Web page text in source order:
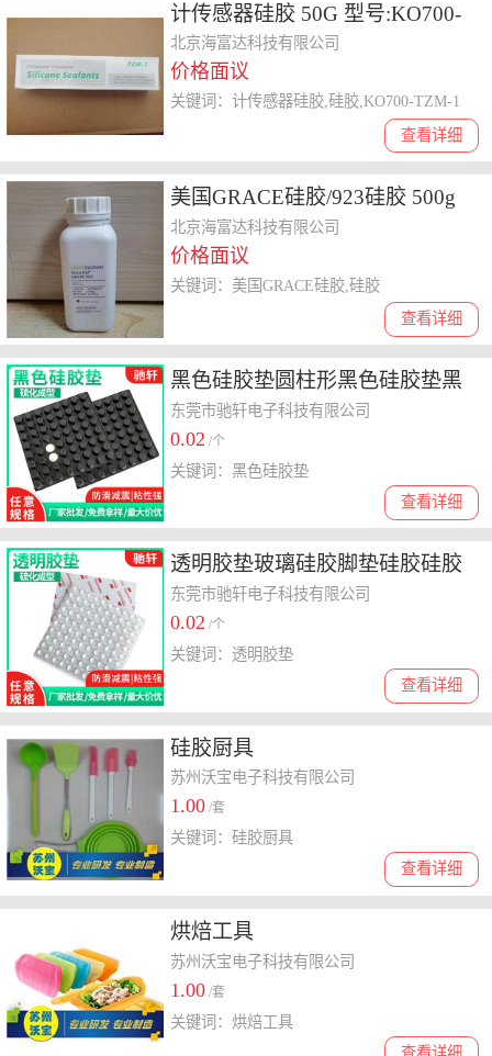
计传感器硅胶 50G 型号:KO700-
TZM-1库号：M89486
北京海富达科技有限公司
价格面议
查看详细
关键词：计传感器硅胶,硅胶,KO700-TZM-1
美国GRACE硅胶/923硅胶 500g
型号:500g库号：M109921
北京海富达科技有限公司
价格面议
查看详细
关键词：美国GRACE硅胶,硅胶
黑色硅胶垫圆柱形黑色硅胶垫黑
色胶垫脚垫防滑垫硅脚垫片
东莞市驰轩电子科技有限公司
0.02 /个
查看详细
关键词：黑色硅胶垫
透明胶垫玻璃硅胶脚垫硅胶硅胶
防滑减震垫片半球形透明胶垫片
东莞市驰轩电子科技有限公司
0.02 /个
查看详细
关键词：透明胶垫
硅胶厨具
苏州沃宝电子科技有限公司
1.00 /套
查看详细
关键词：硅胶厨具
烘焙工具
苏州沃宝电子科技有限公司
1.00 /套
查看详细
关键词：烘焙工具